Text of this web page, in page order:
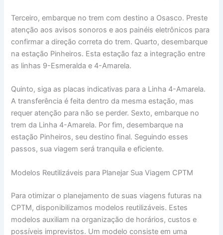
Terceiro, embarque no trem com destino a Osasco. Preste
atenção aos avisos sonoros e aos painéis eletrônicos para
confirmar a direção correta do trem. Quarto, desembarque
na estação Pinheiros. Esta estação faz a integração entre
as linhas 9-Esmeralda e 4-Amarela.
Quinto, siga as placas indicativas para a Linha 4-Amarela.
A transferência é feita dentro da mesma estação, mas
requer atenção para não se perder. Sexto, embarque no
trem da Linha 4-Amarela. Por fim, desembarque na
estação Pinheiros, seu destino final. Seguindo esses
passos, sua viagem será tranquila e eficiente.
Modelos Reutilizáveis para Planejar Sua Viagem CPTM
Para otimizar o planejamento de suas viagens futuras na
CPTM, disponibilizamos modelos reutilizáveis. Estes
modelos auxiliam na organização de horários, custos e
possíveis imprevistos. Um modelo consiste em uma